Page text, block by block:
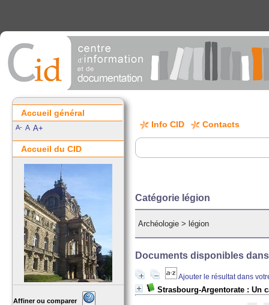
Info CID Contacts
Catégorie légion
Archéologie > légion
Documents disponibles
Ajouter le résultat dans
Strasbourg-Argentorate : Un
Accueil général
A- A A+
Accueil du CID
Affiner ou comparer